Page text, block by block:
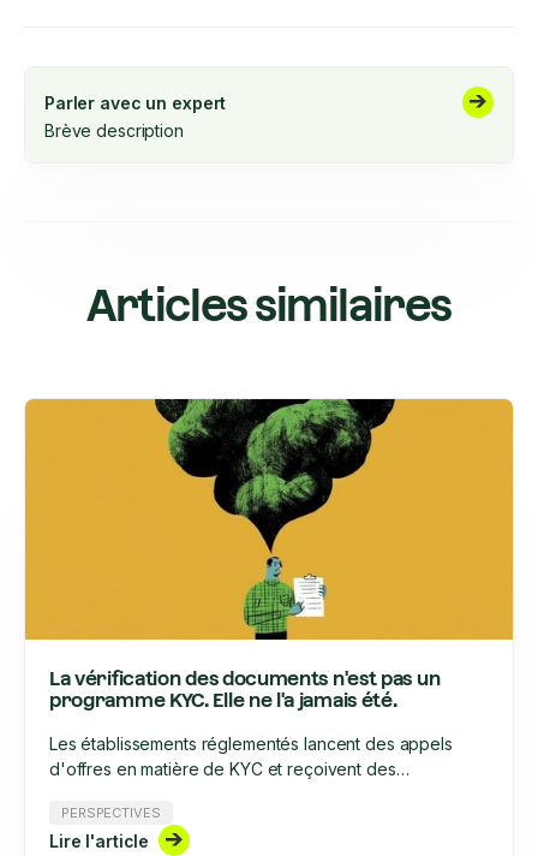
Parler avec un expert
Brève description
Articles similaires
La vérification des documents n'est pas un
programme KYC. Elle ne l'a jamais été.
Les établissements réglementés lancent des appels
d'offres en matière de KYC et reçoivent des
d'identification (IDV) et de prestataires de services
externalisés (BPO). Ces deux types d'acteurs apportent
PERSPECTIVES
Lire l'article